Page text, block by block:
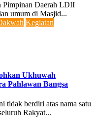
Daerah LDII
umum di Masjid...
Kegiatan
Ukhuwah
Pahlawan Bangsa
tidak berdiri atas nama satu
Rakyat...